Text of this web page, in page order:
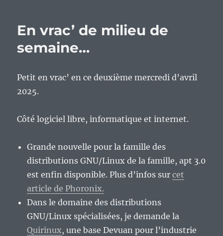
En vrac’ de milieu de
semaine…
Petit en vrac’ en ce deuxième mercredi d’avril
2025.
Côté logiciel libre, informatique et internet.
Grande nouvelle pour la famille des
distributions GNU/Linux de la famille, apt 3.0
est enfin disponible. Plus d’infos surcet
article de Phoronix.
Dans le domaine des distributions
GNU/Linux spécialisées, je demande la
Quirinux, une base Devuan pour l’industrie